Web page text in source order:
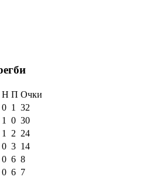
Н П Очки
0 1
32
1 0 30
1 2 24
0 3 14
0 6 8
0 6 7